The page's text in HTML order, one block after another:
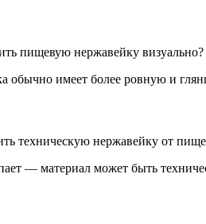
пищевую нержавейку визуально?
обычно имеет более ровную и
техническую нержавейку от
— материал может быть